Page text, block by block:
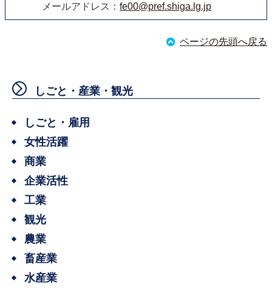
メールアドレス： fe00@pref.shiga.lg.jp
ページの先頭へ戻る
しごと・産業・観光
しごと・雇用
女性活躍
商業
企業活性
工業
観光
農業
畜産業
水産業